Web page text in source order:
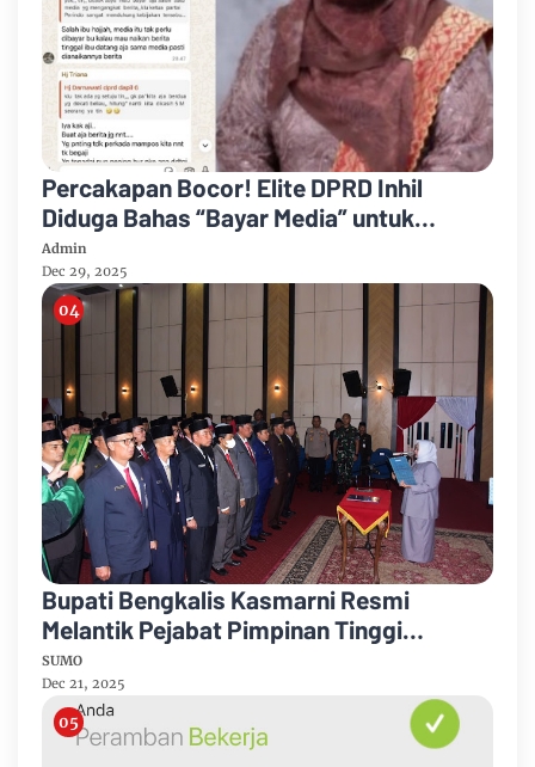
Percakapan Bocor! Elite DPRD Inhil
Diduga Bahas “Bayar Media” untuk
Dukung Kebijakan
Admin
Dec 29, 2025
Bupati Bengkalis Kasmarni Resmi
Melantik Pejabat Pimpinan Tinggi
Pratama
SUMO
Dec 21, 2025